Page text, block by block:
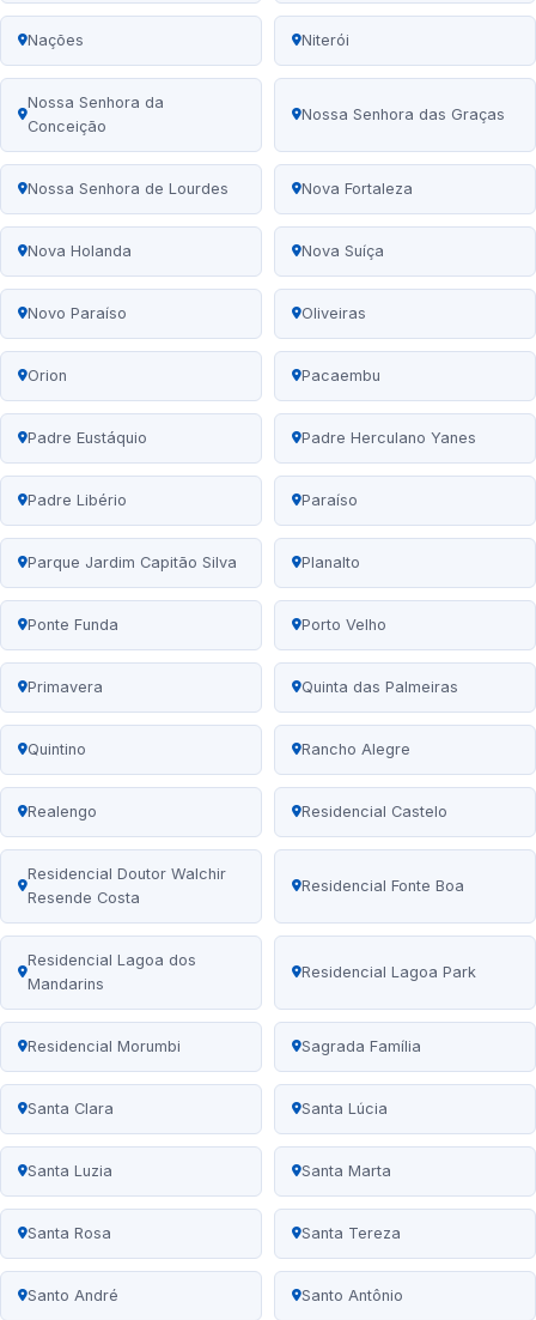
Nações Niterói
Nossa Senhora da
Conceição
Nossa Senhora das Graças
Nossa Senhora de Lourdes Nova Fortaleza
Nova Holanda Nova Suíça
Novo Paraíso Oliveiras
Orion Pacaembu
Padre Eustáquio Padre Herculano Yanes
Padre Libério Paraíso
Parque Jardim Capitão Silva Planalto
Ponte Funda Porto Velho
Primavera Quinta das Palmeiras
Quintino Rancho Alegre
Realengo Residencial Castelo
Residencial Doutor Walchir
Resende Costa
Residencial Fonte Boa
Residencial Lagoa dos
Mandarins
Residencial Lagoa Park
Residencial Morumbi Sagrada Família
Santa Clara Santa Lúcia
Santa Luzia Santa Marta
Santa Rosa Santa Tereza
Santo André Santo Antônio